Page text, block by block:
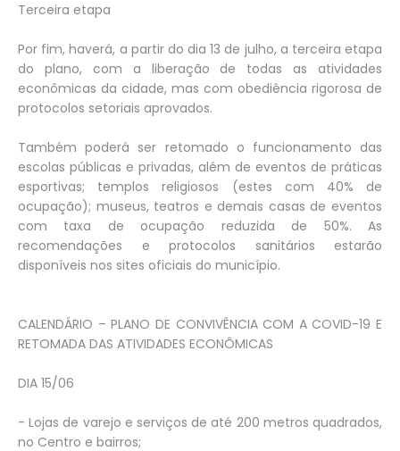
Terceira etapa
Por fim, haverá, a partir do dia 13 de julho, a terceira etapa
do plano, com a liberação de todas as atividades
econômicas da cidade, mas com obediência rigorosa de
protocolos setoriais aprovados.
Também poderá ser retomado o funcionamento das
escolas públicas e privadas, além de eventos de práticas
esportivas; templos religiosos (estes com 40% de
ocupação); museus, teatros e demais casas de eventos
com taxa de ocupação reduzida de 50%. As
recomendações e protocolos sanitários estarão
disponíveis nos sites oficiais do município.
CALENDÁRIO – PLANO DE CONVIVÊNCIA COM A COVID-19 E
RETOMADA DAS ATIVIDADES ECONÔMICAS
DIA 15/06
- Lojas de varejo e serviços de até 200 metros quadrados,
no Centro e bairros;